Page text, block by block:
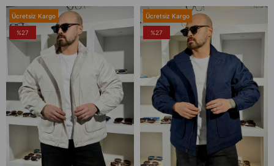
Ücretsiz Kargo
%27
Ücretsiz Kargo
%27